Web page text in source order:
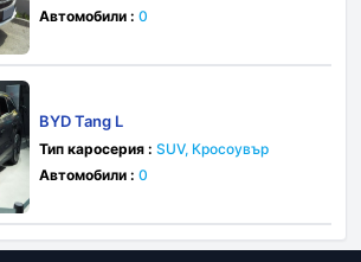
Автомобили : 0
BYD Tang L
Тип каросерия : SUV, Кросоувър
Автомобили : 0